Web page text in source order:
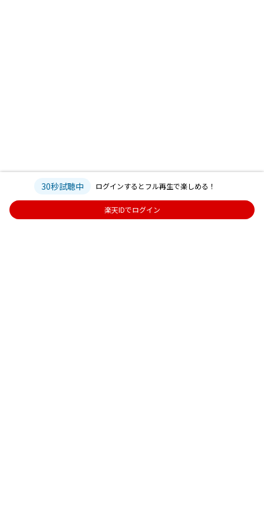
30秒試聴中 ログインするとフル再生で楽しめる！
楽天IDでログイン